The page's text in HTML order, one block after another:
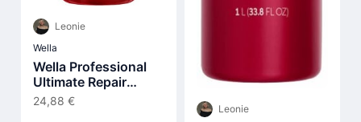
Leonie
Wella
Wella Professional
Ultimate Repair
tiefenwirksamer
Conditioner 200 ml
24,88 €
Leonie